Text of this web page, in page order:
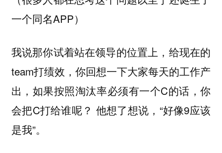
一个同名APP）
我说那你试着站在领导的位置上，给现在的
team打绩效，你回想一下大家每天的工作产
出，如果按照淘汰率必须有一个C的话，你
会把C打给谁呢？ 他想了想说，“好像9应该
是我”。